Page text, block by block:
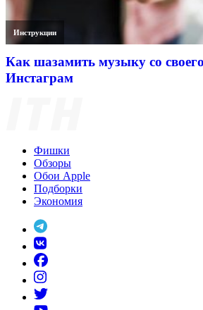
Инструкции
Как шазамить музыку со
Инстаграм
Фишки
Обзоры
Обои Apple
Подборки
Экономия